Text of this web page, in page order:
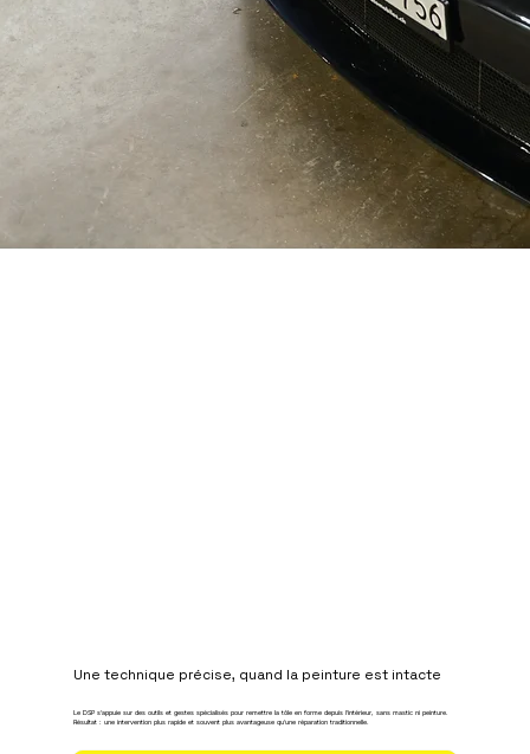
Une technique précise, quand la peinture est intacte
Le DSP s’appuie sur des outils et gestes spécialisés pour remettre la tôle en forme depuis l’intérieur, sans mastic ni peinture.
Résultat : une intervention plus rapide et souvent plus avantageuse qu’une réparation traditionnelle.